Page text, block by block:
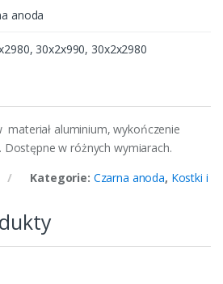
anoda
30x2x990, 30x2x2980
materiał aluminium, wykończenie
Dostępne w różnych wymiarach.
Kategorie: Czarna anoda, Kostki i